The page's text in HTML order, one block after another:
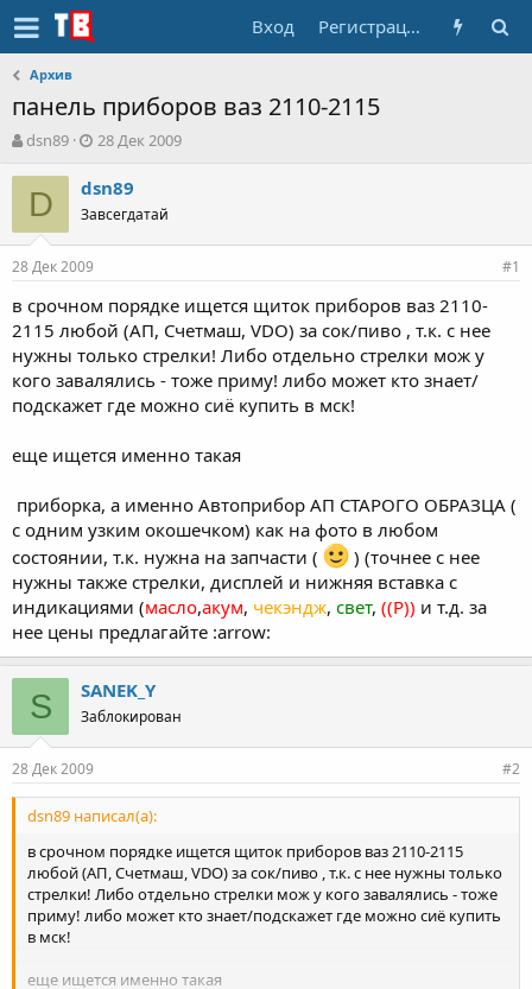
Вход Регистрация
Архив
панель приборов ваз 2110-2115
А
т
т
е
ы
dsn89
Д
т
н
а
л
а
28 Дек 2009
D dsn89
Завсегдатай
28 Дек 2009 #1
в срочном порядке ищется щиток приборов ваз 2110-
2115 любой (АП, Счетмаш, VDO) за сок/пиво , т.к. с нее
нужны только стрелки! Либо отдельно стрелки мож у
кого завалялись - тоже приму! либо может кто знает/
подскажет где можно сиё купить в мск!
еще ищется именно такая
приборка, а именно Автоприбор АП СТАРОГО ОБРАЗЦА (
с одним узким окошечком) как на фото в любом
состоянии, т.к. нужна на запчасти (
) (точнее с нее
нужны также стрелки, дисплей и нижняя вставка с
индикациями (масло,акум, чекэндж, свет, ((Р)) и т.д. за
нее цены предлагайте :arrow:
S SANEK_Y
Заблокирован
28 Дек 2009 #2
dsn89 написал(а):
в срочном порядке ищется щиток приборов ваз 2110-2115
любой (АП, Счетмаш, VDO) за сок/пиво , т.к. с нее нужны только
стрелки! Либо отдельно стрелки мож у кого завалялись - тоже
приму! либо может кто знает/подскажет где можно сиё купить
в мск!
еще ищется именно такая